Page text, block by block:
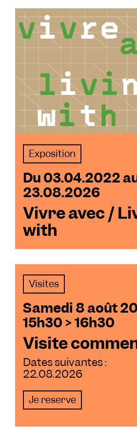
Exposition
Du 03.04.2022
23.08.2026
Vivre avec /
with
Visites
Samedi 8 août
15h30 > 16h30
Visite
Dates suivantes :
22.08.2026
Je reserve